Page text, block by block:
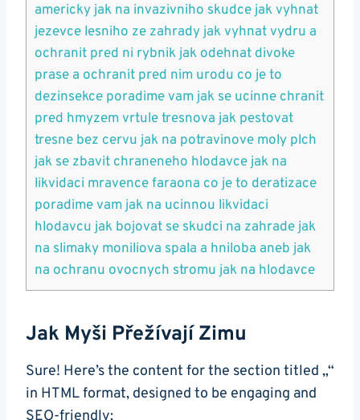
americky jak na invazivniho skudce jak vyhnat
jezevce lesniho ze zahrady jak vyhnat vydru a
ochranit pred ni rybnik jak odehnat divoke
prase a ochranit pred nim urodu co je to
dezinsekce poradime vam jak se ucinne chranit
pred hmyzem vrtule tresnova jak pestovat
tresne bez cervu jak na potravinove moly plch
jak se zbavit chraneneho hlodavce jak na
likvidaci mravence faraona co je to deratizace
poradime vam jak na ucinnou likvidaci
hlodavcu jak bojovat se skudci na zahrade jak
na slimaky moniliova spala a hniloba aneb jak
na ochranu ovocnych stromu jak na hlodavce
Jak Myši Přežívají Zimu
Sure! Here’s the content for the section titled „“
in HTML format, designed to be engaging and
SEO-friendly: